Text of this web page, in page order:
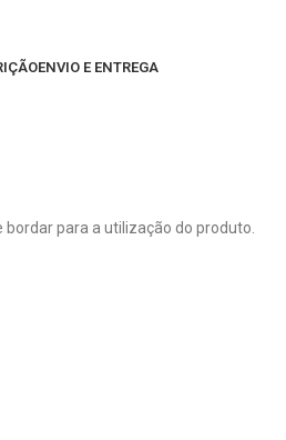
ENVIO E ENTREGA
para a utilização do produto.